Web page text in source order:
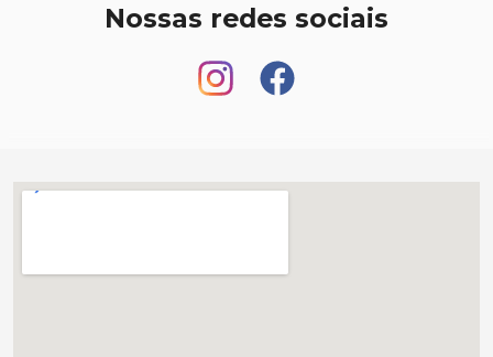
Nossas redes sociais